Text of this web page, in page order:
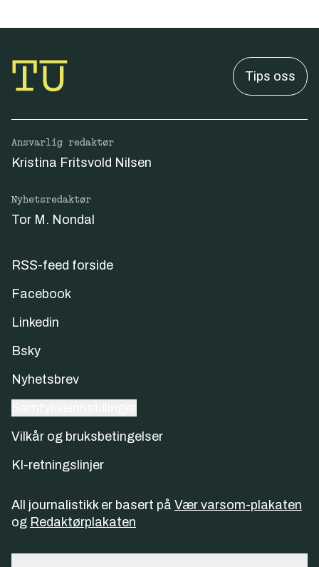
Tips oss
Ansvarlig redaktør
Kristina Fritsvold Nilsen
Nyhetsredaktør
Tor M. Nondal
RSS-feed forside
Facebook
Linkedin
Bsky
Nyhetsbrev
Vilkår og bruksbetingelser
KI-retningslinjer
All journalistikk er basert på Vær varsom-plakaten
og Redaktørplakaten